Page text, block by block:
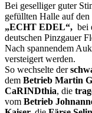
Bei geselliger guter
gefüllten Halle auf
„ECHT EDEL“, bei
deutschen Pinzgauer
Nach spannendem
versteigert werden.
So wechselte der
dem Betrieb Martin
CaRINDthia, die
vom Betrieb